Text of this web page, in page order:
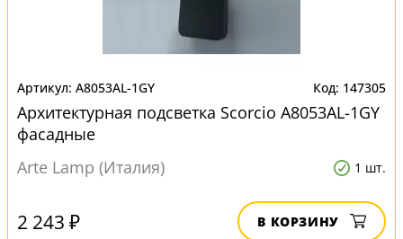
A8053AL-1GY 147305
Архитектурная подсветка Scorcio A8053AL-1GY
фасадные
Arte Lamp (Италия)
1 шт.
2 243 ₽ В КОРЗИНУ